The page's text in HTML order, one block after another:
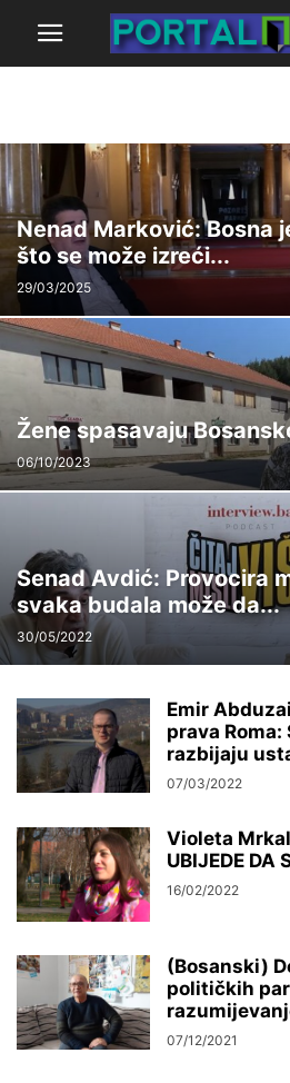
Nenad Marković: Bosna
što se može izreći...
29/03/2025
Žene spasavaju
06/10/2023
Senad Avdić: Provocira
svaka budala može da...
30/05/2022
Emir
prava
razbijaju
07/03/2022
Violeta
UBIJEDE DA
16/02/2022
(Bosanski)
političkih
07/12/2021